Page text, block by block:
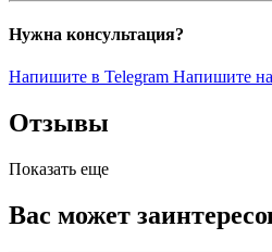
Нужна консультация?
Напишите в Telegram Напишите
Отзывы
Показать еще
Вас может